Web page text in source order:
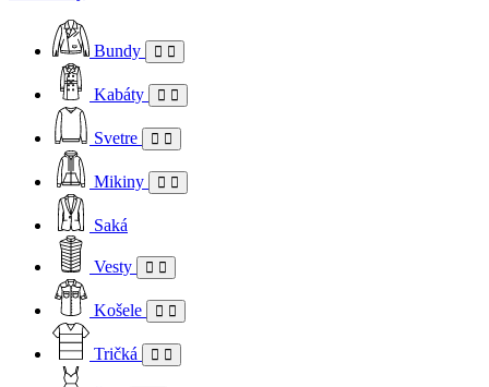
Bundy
Kabáty
Svetre
Mikiny
Saká
Vesty
Košele
Tričká